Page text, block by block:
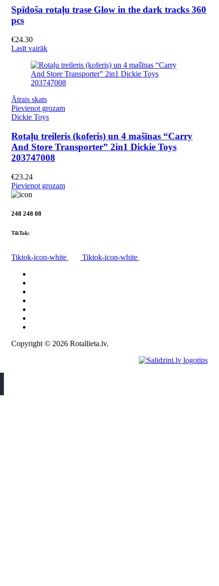
Spīdoša rotaļu trase Glow in the dark tracks 360
pcs
€24.30
Lasīt vairāk
Ātrais skats
Pievienot grozam
Dickie Toys
Rotaļu treileris (koferis) un 4 mašīnas “Carry
And Store Transporter” 2in1 Dickie Toys
203747008
€23.24
Pievienot grozam
248 248 08
TikTok:
Tiktok-icon-white
Tiktok-icon-white
Copyright © 2026 Rotallieta.lv.